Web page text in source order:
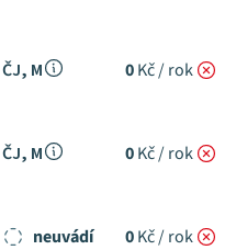
ČJ, M 0Kč / rok
ČJ, M 0Kč / rok
neuvádí 0Kč / rok